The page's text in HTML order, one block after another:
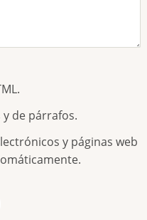
de párrafos.
y páginas web